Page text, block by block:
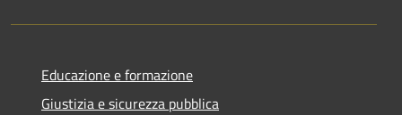
Educazione e formazione
Giustizia e sicurezza pubblica